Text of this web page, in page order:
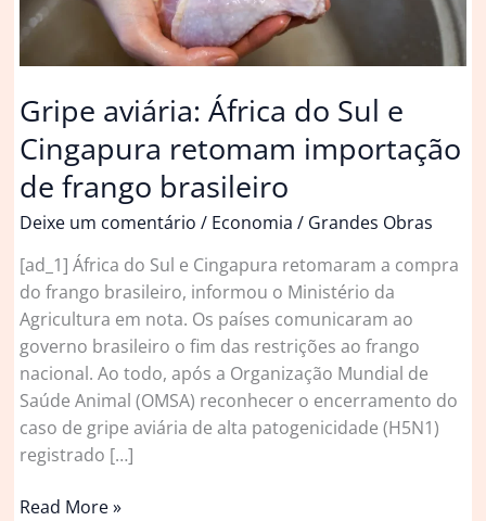
Gripe aviária: África do Sul e
Cingapura retomam importação
de frango brasileiro
Deixe um comentário / Economia / Grandes Obras
[ad_1] África do Sul e Cingapura retomaram a compra
do frango brasileiro, informou o Ministério da
Agricultura em nota. Os países comunicaram ao
governo brasileiro o fim das restrições ao frango
nacional. Ao todo, após a Organização Mundial de
Saúde Animal (OMSA) reconhecer o encerramento do
caso de gripe aviária de alta patogenicidade (H5N1)
registrado […]
Gripe
Read More »